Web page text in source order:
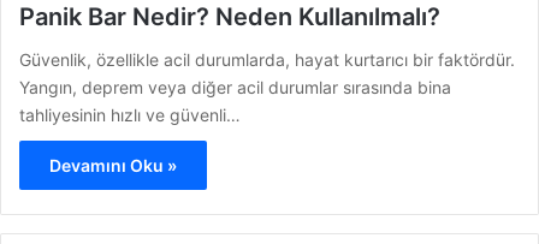
Panik Bar Nedir? Neden Kullanılmalı?
Güvenlik, özellikle acil durumlarda, hayat kurtarıcı bir faktördür.
Yangın, deprem veya diğer acil durumlar sırasında bina
tahliyesinin hızlı ve güvenli…
Devamını Oku »